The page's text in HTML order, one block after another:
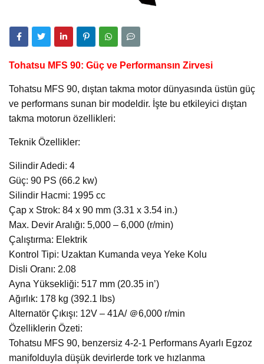
Tohatsu MFS 90: Güç ve Performansın Zirvesi
Tohatsu MFS 90, dıştan takma motor dünyasında üstün güç
ve performans sunan bir modeldir. İşte bu etkileyici dıştan
takma motorun özellikleri:
Teknik Özellikler:
Silindir Adedi: 4
Güç: 90 PS (66.2 kw)
Silindir Hacmi: 1995 cc
Çap x Strok: 84 x 90 mm (3.31 x 3.54 in.)
Max. Devir Aralığı: 5,000 – 6,000 (r/min)
Çalıştırma: Elektrik
Kontrol Tipi: Uzaktan Kumanda veya Yeke Kolu
Disli Oranı: 2.08
Ayna Yüksekliği: 517 mm (20.35 in’)
Ağırlık: 178 kg (392.1 lbs)
Alternatör Çıkışı: 12V – 41A/ ＠6,000 r/min
Özelliklerin Özeti:
Tohatsu MFS 90, benzersiz 4-2-1 Performans Ayarlı Egzoz
manifolduyla düşük devirlerde tork ve hızlanma